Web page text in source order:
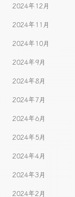
2024年12月
2024年11月
2024年10月
2024年9月
2024年8月
2024年7月
2024年6月
2024年5月
2024年4月
2024年3月
2024年2月